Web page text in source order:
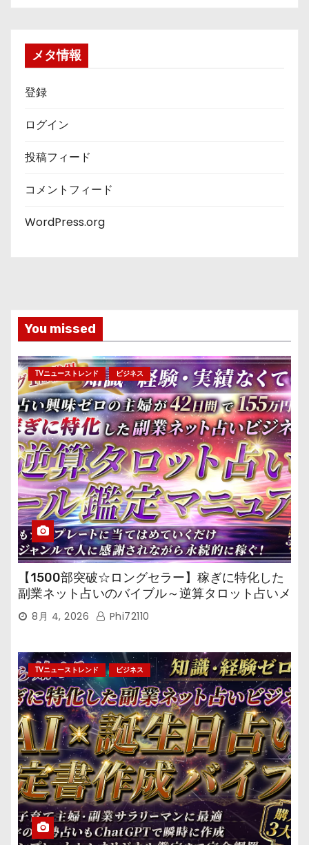
メタ情報
登録
ログイン
投稿フィード
コメントフィード
WordPress.org
You missed
TVニューストレンド ビジネス
【1500部突破☆ロングセラー】稼ぎに特化した
副業ネット占いのバイブル～逆算タロット占いメ
ール鑑定マニュアル～
8月 4, 2026 Phi72110
TVニューストレンド ビジネス